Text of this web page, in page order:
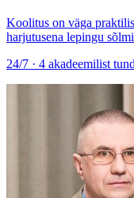
Koolitus on väga
harjutusena lepingu
24/7 · 4 akadeemilist